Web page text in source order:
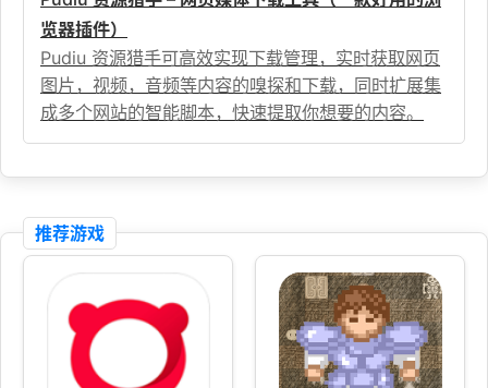
览器插件）
Pudiu 资源猎手可高效实现下载管理，实时获取网页
图片，视频，音频等内容的嗅探和下载，同时扩展集
成多个网站的智能脚本，快速提取你想要的内容。
推荐游戏